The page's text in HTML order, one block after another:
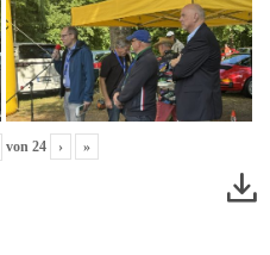
von 24 › »